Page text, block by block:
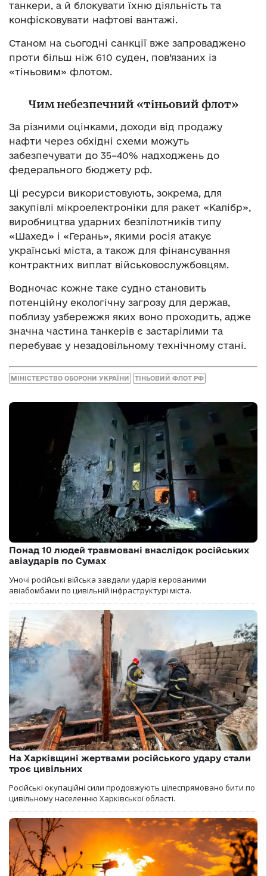
танкери, а й блокувати їхню діяльність та
конфісковувати нафтові вантажі.
Станом на сьогодні санкції вже запроваджено
проти більш ніж 610 суден, пов’язаних із
«тіньовим» флотом.
Чим небезпечний «тіньовий флот»
За різними оцінками, доходи від продажу
нафти через обхідні схеми можуть
забезпечувати до 35–40% надходжень до
федерального бюджету рф.
Ці ресурси використовують, зокрема, для
закупівлі мікроелектроніки для ракет «Калібр»,
виробництва ударних безпілотників типу
«Шахед» і «Герань», якими росія атакує
українські міста, а також для фінансування
контрактних виплат військовослужбовцям.
Водночас кожне таке судно становить
потенційну екологічну загрозу для держав,
поблизу узбережжя яких воно проходить, адже
значна частина танкерів є застарілими та
перебуває у незадовільному технічному стані.
МІНІСТЕРСТВО ОБОРОНИ УКРАЇНИ ТІНЬОВИЙ ФЛОТ РФ
Понад 10 людей травмовані внаслідок російських
авіаударів по Сумах
Уночі російські війська завдали ударів керованими
авіабомбами по цивільній інфраструктурі міста.
На Харківщині жертвами російського удару стали
троє цивільних
Російські окупаційні сили продовжують цілеспрямовано бити по
цивільному населенню Харківської області.